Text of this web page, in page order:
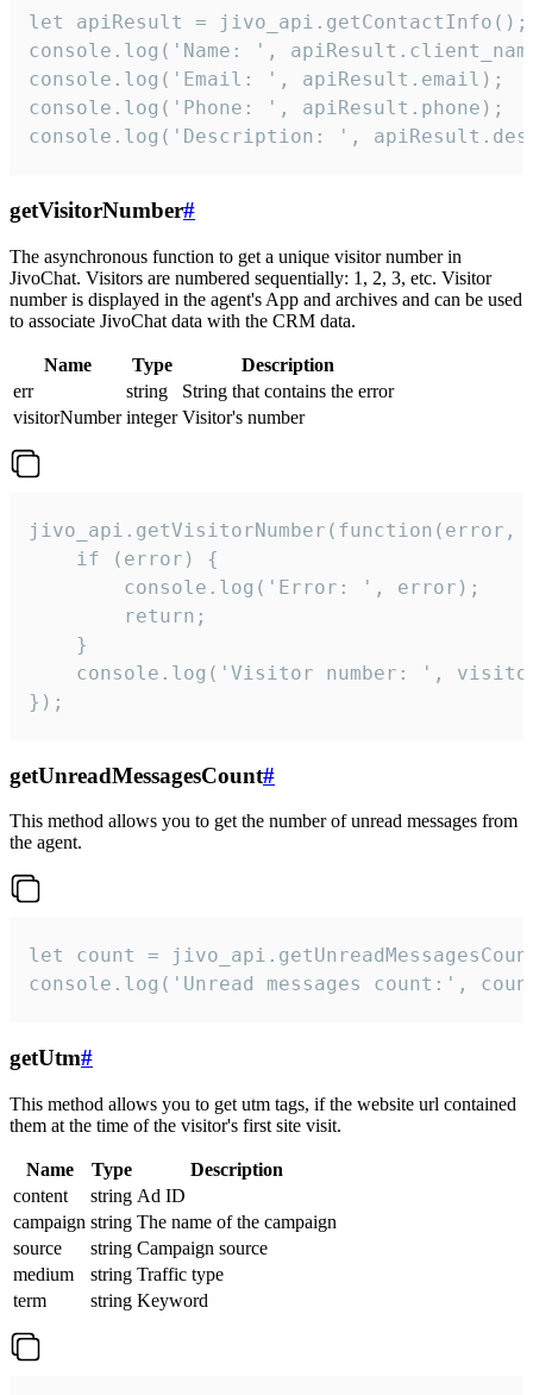
let apiResult = jivo_api.getContactInfo();
console.log('Name: ',
console.log('Email: ', apiResult.email);
console.log('Phone: ', apiResult.phone);
console.log('Description: ',
getVisitorNumber#
The asynchronous function to get a unique visitor number in
JivoChat. Visitors are numbered sequentially: 1, 2, 3, etc. Visitor
number is displayed in the agent's App and archives and can be used
to associate JivoChat data with the CRM data.
Name Type
Description
err
string
String that contains the error
visitorNumber integer Visitor's number
jivo_api.getVisitorNumber(function(error,
    if (error) {
        console.log('Error: ', error);
        return;
    }
console.log('Visitor number: ',
});
getUnreadMessagesCount#
This method allows you to get the number of unread messages from
the agent.
let count =
console.log('Unread messages count:',
getUtm#
This method allows you to get utm tags, if the website url contained
them at the time of the visitor's first site visit.
Name Type
Description
content
string Ad ID
campaign string The name of the campaign
source
string Campaign source
medium
string Traffic type
term
string Keyword